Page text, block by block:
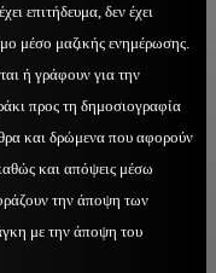
επιτήδευμα, δεν έχει
μέσο μαζικής ενημέρωσης.
ή γράφουν για την
προς τη δημοσιογραφία
και δρώμενα που αφορούν
και απόψεις μέσω
την άποψη των
με την άποψη του